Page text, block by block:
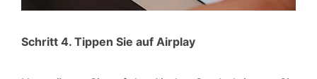
Schritt 4. Tippen Sie auf Airplay